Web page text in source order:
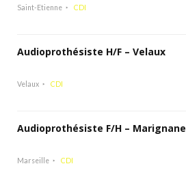
Saint-Etienne CDI
Audioprothésiste H/F – Velaux
Velaux CDI
Audioprothésiste F/H – Marignane
Marseille CDI